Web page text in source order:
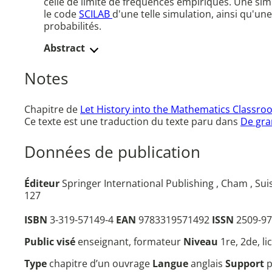
le codeSCILAB d'une telle simulation, ainsi
probabilités.
Abstract
Notes
Chapitre de Let History into the Mathematics
Ce texte est une traduction du texte paru dans De
Données de publication
ÉditeurSpringer International Publishing , Cham ,
127
ISBN 3-319-57149-4 EAN 9783319571492 ISSN 2509-
Public visé enseignant, formateur Niveau 1re, 2de,
Type chapitre d’un ouvrage Langueanglais Support